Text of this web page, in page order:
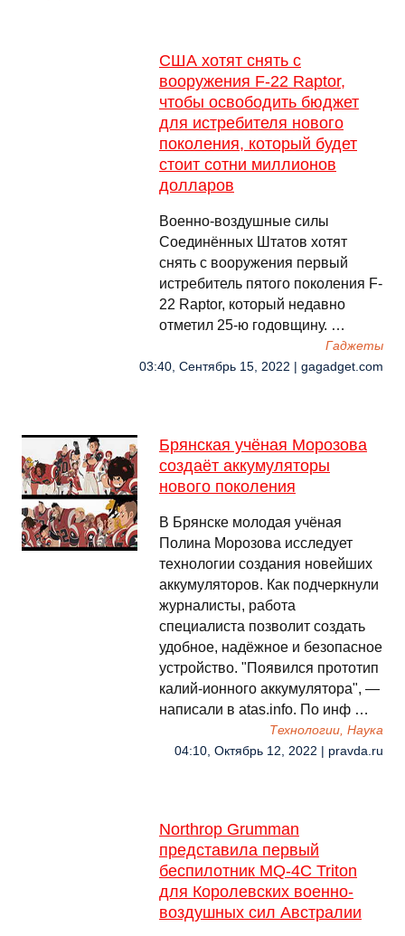
США хотят снять с
вооружения F-22 Raptor,
чтобы освободить бюджет
для истребителя нового
поколения, который будет
стоит сотни миллионов
долларов
Военно-воздушные силы
Соединённых Штатов хотят
снять с вооружения первый
истребитель пятого поколения F-
22 Raptor, который недавно
отметил 25-ю годовщину. …
Гаджеты
03:40, Сентябрь 15, 2022 | gagadget.com
Брянская учёная Морозова
создаёт аккумуляторы
нового поколения
В Брянске молодая учёная
Полина Морозова исследует
технологии создания новейших
аккумуляторов. Как подчеркнули
журналисты, работа
специалиста позволит создать
удобное, надёжное и безопасное
устройство. "Появился прототип
калий-ионного аккумулятора", —
написали в atas.info. По инф …
Технологии, Наука
04:10, Октябрь 12, 2022 | pravda.ru
Northrop Grumman
представила первый
беспилотник MQ-4C Triton
для Королевских военно-
воздушных сил Австралии